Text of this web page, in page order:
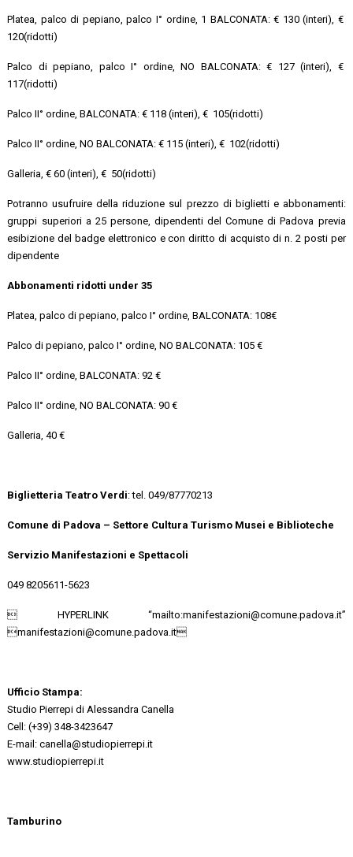
Platea, palco di pepiano, palco I° ordine, 1 BALCONATA: € 130 (interi), €
120(ridotti)
Palco di pepiano, palco I° ordine, NO BALCONATA: € 127 (interi), €
117(ridotti)
Palco II° ordine, BALCONATA: € 118 (interi), € 105(ridotti)
Palco II° ordine, NO BALCONATA: € 115 (interi), € 102(ridotti)
Galleria, € 60 (interi), € 50(ridotti)
Potranno usufruire della riduzione sul prezzo di biglietti e abbonamenti:
gruppi superiori a 25 persone, dipendenti del Comune di Padova previa
esibizione del badge elettronico e con diritto di acquisto di n. 2 posti per
dipendente
Abbonamenti ridotti under 35
Platea, palco di pepiano, palco I° ordine, BALCONATA: 108€
Palco di pepiano, palco I° ordine, NO BALCONATA: 105 €
Palco II° ordine, BALCONATA: 92 €
Palco II° ordine, NO BALCONATA: 90 €
Galleria, 40 €
Biglietteria Teatro Verdi: tel. 049/87770213
Comune di Padova – Settore Cultura Turismo Musei e Biblioteche
Servizio Manifestazioni e Spettacoli
049 8205611-5623
 HYPERLINK “mailto:manifestazioni@comune.padova.it”
manifestazioni@comune.padova.it
Ufficio Stampa:
Studio Pierrepi di Alessandra Canella
Cell: (+39) 348-3423647
E-mail: canella@studiopierrepi.it
www.studiopierrepi.it
Tamburino